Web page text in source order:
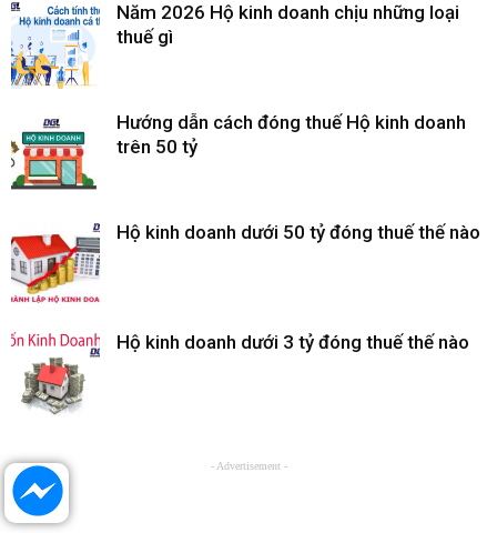
Năm 2026 Hộ kinh doanh chịu những loại
thuế gì
Hướng dẫn cách đóng thuế Hộ kinh doanh
trên 50 tỷ
Hộ kinh doanh dưới 50 tỷ đóng thuế thế nào
Hộ kinh doanh dưới 3 tỷ đóng thuế thế nào
- Advertisement -